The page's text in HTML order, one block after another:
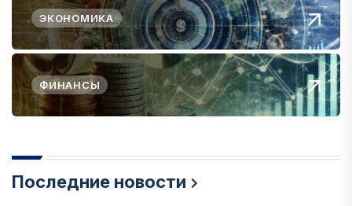
ЭКОНОМИКА
ФИНАНСЫ
Последние новости